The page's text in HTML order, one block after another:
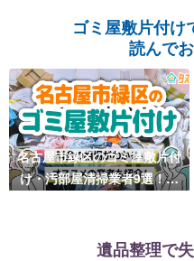
ゴミ屋敷片付け
読んで
名古屋市緑区のゴミ屋敷片付
け・汚部屋清掃業者9選！安
遺品整理で